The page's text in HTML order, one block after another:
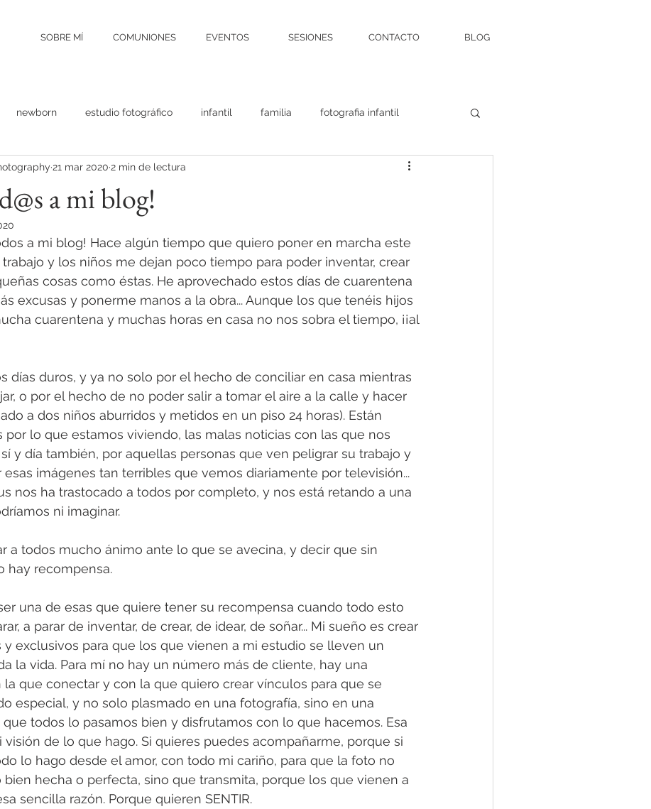
SOBRE MÍ COMUNIONES EVENTOS SESIONES CONTACTO BLOG
newborn estudio fotográfico infantil familia fotografia infantil
newborn granada foto infantil granada
Castillo Photography
book profesional reportaje fotográfico Alhambra Generalife bodas
Granada
a mi blog!
21 mar 2020 2 min de lectura
a mi blog! Hace algún tiempo que quiero poner en marcha este
y los niños me dejan poco tiempo para poder inventar, crear
cosas como éstas. He aprovechado estos días de cuarentena
excusas y ponerme manos a la obra... Aunque los que tenéis hijos
cuarentena y muchas horas en casa no nos sobra el tiempo, ¡¡al
días duros, y ya no solo por el hecho de conciliar en casa mientras
o por el hecho de no poder salir a tomar el aire a la calle y hacer
a dos niños aburridos y metidos en un piso 24 horas). Están
por lo que estamos viviendo, las malas noticias con las que nos
y día también, por aquellas personas que ven peligrar su trabajo y
imágenes tan terribles que vemos diariamente por televisión...
nos ha trastocado a todos por completo, y nos está retando a una
ni imaginar.
a todos mucho ánimo ante lo que se avecina, y decir que sin
hay recompensa.
una de esas que quiere tener su recompensa cuando todo esto
a parar de inventar, de crear, de idear, de soñar... Mi sueño es crear
y exclusivos para que los que vienen a mi estudio se lleven un
la vida. Para mí no hay un número más de cliente, hay una
la que conectar y con la que quiero crear vínculos para que se
especial, y no solo plasmado en una fotografía, sino en una
todos lo pasamos bien y disfrutamos con lo que hacemos. Esa
de lo que hago. Si quieres puedes acompañarme, porque si
lo hago desde el amor, con todo mi cariño, para que la foto no
hecha o perfecta, sino que transmita, porque los que vienen a
sencilla razón. Porque quieren SENTIR.